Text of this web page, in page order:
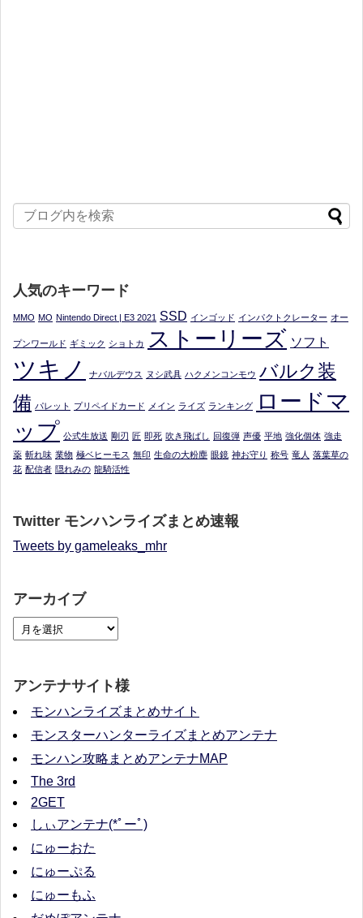
人気のキーワード
MMO MO Nintendo Direct | E3 2021 SSD インゴッド インパクトクレーター オー
プンワールド ギミック ショトカ ストーリーズ ソフト
ツキノ ナバルデウス ヌシ武具 ハクメンコンモウ バルク装
備 パレット プリペイドカード メイン ライズ ランキング
ロードマ
ップ 公式生放送 剛刃 匠 即死 吹き飛ばし 回復弾 声優 平地 強化個体 強走
薬 斬れ味 業物 極ベヒーモス 無印 生命の大粉塵 眼鏡 神お守り 称号 竜人 落葉草の
花 配信者 隠れみの 龍騎活性
Twitter モンハンライズまとめ速報
Tweets by gameleaks_mhr
アーカイブ
アンテナサイト様
モンハンライズまとめサイト
モンスターハンターライズまとめアンテナ
モンハン攻略まとめアンテナMAP
The 3rd
2GET
しぃアンテナ(*ﾟーﾟ)
にゅーおた
にゅーぷる
にゅーもふ